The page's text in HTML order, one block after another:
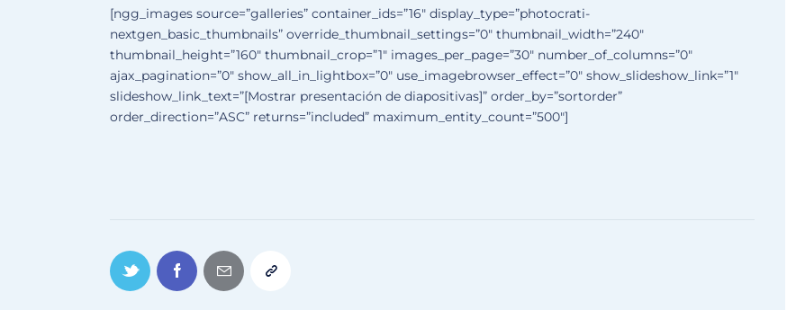
[ngg_images source=”galleries” container_ids=”16″ display_type=”photocrati-
nextgen_basic_thumbnails” override_thumbnail_settings=”0″ thumbnail_width=”240″
thumbnail_height=”160″ thumbnail_crop=”1″ images_per_page=”30″ number_of_columns=”0″
ajax_pagination=”0″ show_all_in_lightbox=”0″ use_imagebrowser_effect=”0″ show_slideshow_link=”1″
slideshow_link_text=”[Mostrar presentación de diapositivas]” order_by=”sortorder”
order_direction=”ASC” returns=”included” maximum_entity_count=”500″]